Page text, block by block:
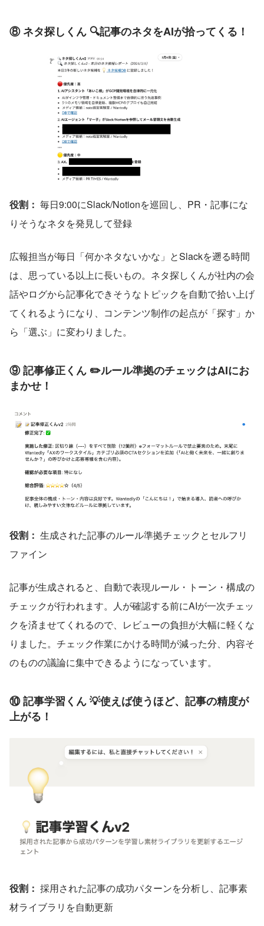
⑧ ネタ探しくん 🔍記事のネタをAIが拾ってくる！
役割： 毎日9:00にSlack/Notionを巡回し、PR・記事にな
りそうなネタを発見して登録
広報担当が毎日「何かネタないかな」とSlackを遡る時間
は、思っている以上に長いもの。ネタ探しくんが社内の会
話やログから記事化できそうなトピックを自動で拾い上げ
てくれるようになり、コンテンツ制作の起点が「探す」か
ら「選ぶ」に変わりました。
⑨ 記事修正くん ✏️ルール準拠のチェックはAIにお
まかせ！
役割： 生成された記事のルール準拠チェックとセルフリ
ファイン
記事が生成されると、自動で表現ルール・トーン・構成の
チェックが行われます。人が確認する前にAIが一次チェッ
クを済ませてくれるので、レビューの負担が大幅に軽くな
りました。チェック作業にかける時間が減った分、内容そ
のものの議論に集中できるようになっています。
⑩ 記事学習くん 💡使えば使うほど、記事の精度が
上がる！
役割： 採用された記事の成功パターンを分析し、記事素
材ライブラリを自動更新